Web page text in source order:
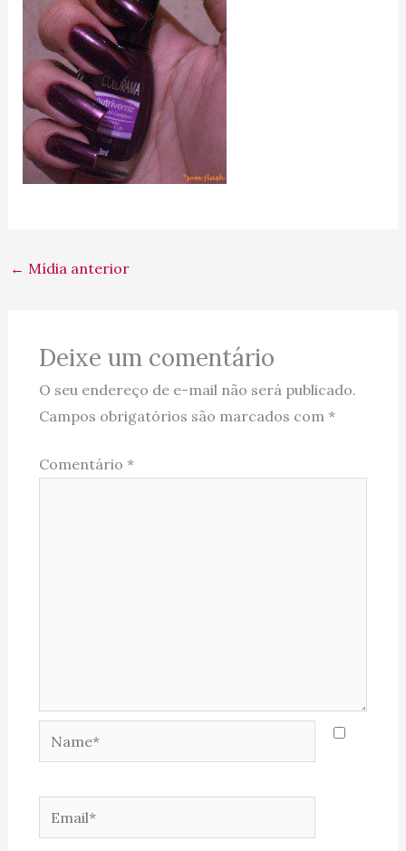
← Mídia anterior
Deixe um comentário
O seu endereço de e-mail não será publicado.
Campos obrigatórios são marcados com *
Comentário *
Name*
Email*